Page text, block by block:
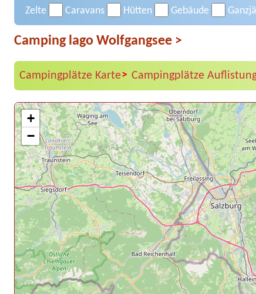
Zelte Caravans Hütten Gebäude
Camping lago Wolfgangsee >
Campingplätze Karte> Campingplätze
+
−